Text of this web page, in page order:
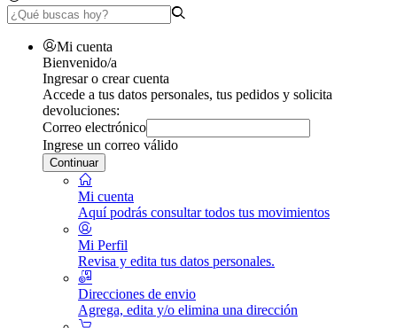
Mi cuenta
Bienvenido/a
Ingresar o crear cuenta
Accede a tus datos personales, tus pedidos y solicita
devoluciones:
Correo electrónico
Ingrese un correo válido
Continuar
Mi cuenta
Aquí podrás consultar todos tus movimientos
Mi Perfil
Revisa y edita tus datos personales.
Direcciones de envio
Agrega, edita y/o elimina una dirección